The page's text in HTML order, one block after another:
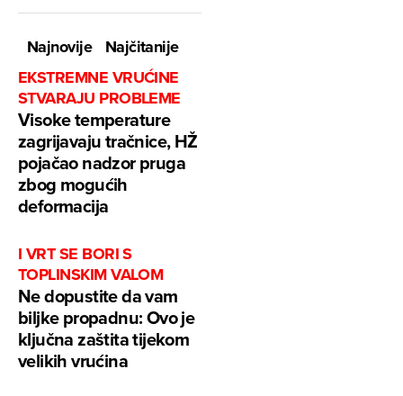
Najnovije
Najčitanije
EKSTREMNE VRUĆINE
STVARAJU PROBLEME
Visoke temperature
zagrijavaju tračnice, HŽ
pojačao nadzor pruga
zbog mogućih
deformacija
I VRT SE BORI S
TOPLINSKIM VALOM
Ne dopustite da vam
biljke propadnu: Ovo je
ključna zaštita tijekom
velikih vrućina